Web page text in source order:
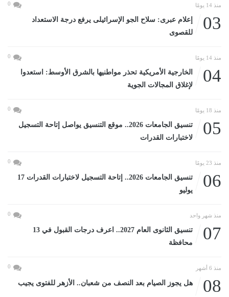
منذ 14 يومًا 0
03
إعلام عبرى: سلاح الجو الإسرائيلى يرفع درجة الاستعداد
للقصوى
منذ 14 يومًا 0
04
الخارجية الأمريكية تحذر مواطنيها بالشرق الأوسط: استعدوا
لإغلاق المجالات الجوية
منذ 18 يومًا 0
05
تنسيق الجامعات 2026.. موقع التنسيق يواصل إتاحة التسجيل
لاختبارات القدرات
منذ 23 يومًا 0
06
تنسيق الجامعات 2026.. إتاحة التسجيل لاختبارات القدرات 17
يوليو
منذ شهر واحد 0
07
تنسيق الثانوى العام 2027.. اعرف درجات القبول في 13
محافظة
منذ 6 أشهر 0
08 هل يجوز الصيام بعد النصف من شعبان.. الأزهر للفتوى يجيب